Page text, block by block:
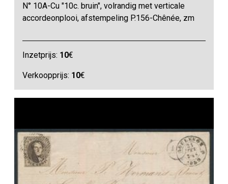
N° 10A-Cu "10c. bruin", volrandig met verticale
accordeonplooi, afstempeling P.156-Chênée, zm
Inzetprijs: 10€
Verkoopprijs: 10€